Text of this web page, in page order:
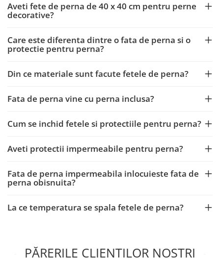
Aveti fete de perna de 40 x 40 cm pentru perne
decorative?
Care este diferenta dintre o fata de perna si o
protectie pentru perna?
Din ce materiale sunt facute fetele de perna?
Fata de perna vine cu perna inclusa?
Cum se inchid fetele si protectiile pentru perna?
Aveti protectii impermeabile pentru perna?
Fata de perna impermeabila inlocuieste fata de
perna obisnuita?
La ce temperatura se spala fetele de perna?
PĂRERILE CLIENȚILOR NOȘTRI